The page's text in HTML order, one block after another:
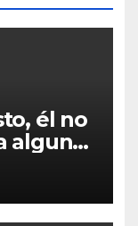
él no
alguna